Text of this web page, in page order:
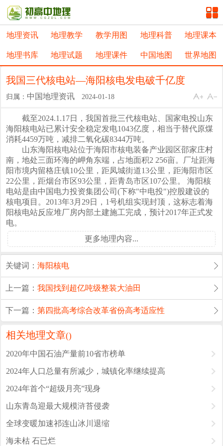
地理资讯 地理教学 教学用图 地理科普 地理课本
地理书库 地理试题 地理课件 中国地图 世界地图
我国三代核电站—海阳核电发电破千亿度
归属： 中国地理资讯 2024-01-18
截至2024.1.17日，我国首批三代核电站、国家电投山东
海阳核电站已累计安全稳定发电1043亿度，相当于替代原煤
消耗4459万吨，减排二氧化碳8344万吨。
山东海阳核电站位于海阳市核电装备产业园区邵家庄村
南，地处三面环海的岬角东端，占地面积2 256亩。厂址距海
阳市境内留格庄镇10公里，距凤城街道13公里，距海阳市区
22公里，距烟台市区93公里，距青岛市区107公里。 海阳核
电站是由中国电力投资集团公司(下称"中电投")控股建设的
核电项目。2013年3月29日，1号机组实现封顶，这标志着海
阳核电站反应堆厂房内部土建施工完成，预计2017年正式发
电。
更多地理内容...
关键词：海阳核电
上一篇：我国找到超亿吨级整装大油田
下一篇：第四批高考综合改革省份高考适应性
相关地理文章()
2020年中国石油产量前10省市榜单
2024年人口总量有所减少，城镇化率继续提高
2024年首个“超级月亮”现身
山东青岛迎最大规模浒苔侵袭
全球变暖加速祁连山冰川退缩
海未枯 石已烂